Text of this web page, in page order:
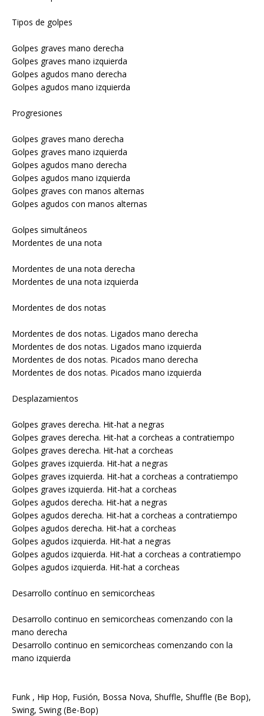
Tipos de golpes
Golpes graves mano derecha
Golpes graves mano izquierda
Golpes agudos mano derecha
Golpes agudos mano izquierda
Progresiones
Golpes graves mano derecha
Golpes graves mano izquierda
Golpes agudos mano derecha
Golpes agudos mano izquierda
Golpes graves con manos alternas
Golpes agudos con manos alternas
Golpes simultáneos
Mordentes de una nota
Mordentes de una nota derecha
Mordentes de una nota izquierda
Mordentes de dos notas
Mordentes de dos notas. Ligados mano derecha
Mordentes de dos notas. Ligados mano izquierda
Mordentes de dos notas. Picados mano derecha
Mordentes de dos notas. Picados mano izquierda
Desplazamientos
Golpes graves derecha. Hit-hat a negras
Golpes graves derecha. Hit-hat a corcheas a contratiempo
Golpes graves derecha. Hit-hat a corcheas
Golpes graves izquierda. Hit-hat a negras
Golpes graves izquierda. Hit-hat a corcheas a contratiempo
Golpes graves izquierda. Hit-hat a corcheas
Golpes agudos derecha. Hit-hat a negras
Golpes agudos derecha. Hit-hat a corcheas a contratiempo
Golpes agudos derecha. Hit-hat a corcheas
Golpes agudos izquierda. Hit-hat a negras
Golpes agudos izquierda. Hit-hat a corcheas a contratiempo
Golpes agudos izquierda. Hit-hat a corcheas
Desarrollo contínuo en semicorcheas
Desarrollo continuo en semicorcheas comenzando con la
mano derecha
Desarrollo continuo en semicorcheas comenzando con la
mano izquierda
Funk , Hip Hop, Fusión, Bossa Nova, Shuffle, Shuffle (Be Bop),
Swing, Swing (Be-Bop)